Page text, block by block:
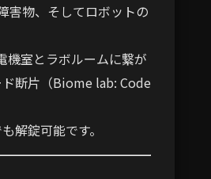
害物、そしてロボットの
機室とラボルームに繋が
ド断片（Biome lab: Code
解錠可能です。